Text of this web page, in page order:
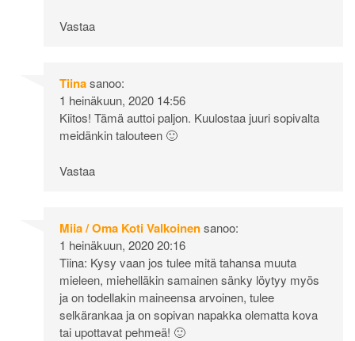
Vastaa
Tiinasanoo:
1 heinäkuun, 2020 14:56
Kiitos! Tämä auttoi paljon. Kuulostaa juuri sopivalta
meidänkin talouteen 🙂
Vastaa
Miia / Oma Koti Valkoinensanoo:
1 heinäkuun, 2020 20:16
Tiina: Kysy vaan jos tulee mitä tahansa muuta
mieleen, miehelläkin samainen sänky löytyy myös
ja on todellakin maineensa arvoinen, tulee
selkärankaa ja on sopivan napakka olematta kova
tai upottavat pehmeä! 🙂